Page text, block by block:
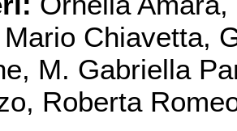
Chiavetta,
M. Gabriella
Roberta